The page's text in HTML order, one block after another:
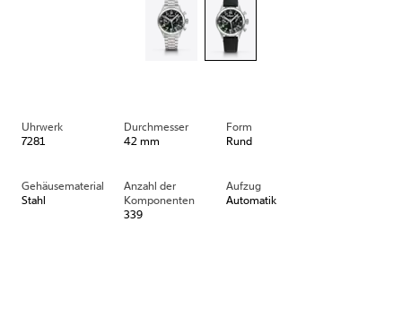
Uhrwerk
7281
Durchmesser
42 mm
Form
Rund
Gehäusematerial
Stahl
Anzahl der
Komponenten
339
Aufzug
Automatik